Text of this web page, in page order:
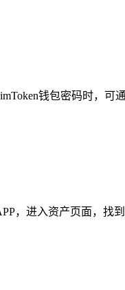
钱包密码时，可
，进入资产页面，找